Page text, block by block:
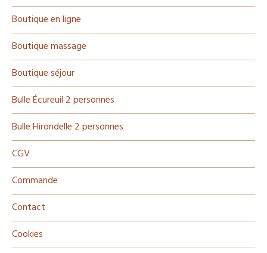
Boutique en ligne
Boutique massage
Boutique séjour
Bulle Écureuil 2 personnes
Bulle Hirondelle 2 personnes
CGV
Commande
Contact
Cookies